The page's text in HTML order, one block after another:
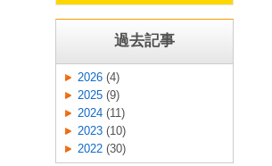
過去記事
2026 (4)
2025 (9)
2024 (11)
2023 (10)
2022 (30)